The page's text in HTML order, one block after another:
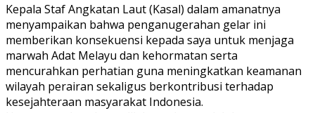
Kepala Staf Angkatan Laut (Kasal) dalam amanatnya
menyampaikan bahwa penganugerahan gelar ini
memberikan konsekuensi kepada saya untuk menjaga
marwah Adat Melayu dan kehormatan serta
mencurahkan perhatian guna meningkatkan keamanan
wilayah perairan sekaligus berkontribusi terhadap
kesejahteraan masyarakat Indonesia.